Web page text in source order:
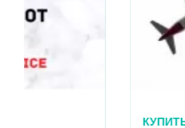
КУПИТЬ / ПРОДАТЬ МИЛ...